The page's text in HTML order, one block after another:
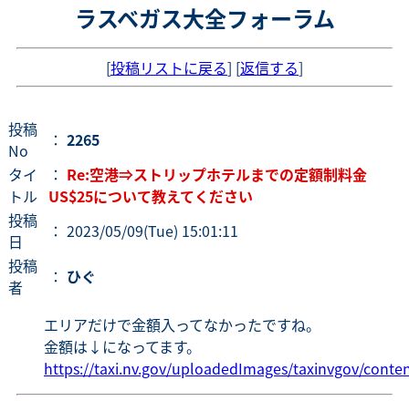
ラスベガス大全フォーラム
[投稿リストに戻る] [返信する]
投稿
No
： 2265
タイ
トル
： Re:空港⇒ストリップホテルまでの定額制料金
US$25について教えてください
投稿
日
： 2023/05/09(Tue) 15:01:11
投稿
者
： ひぐ
エリアだけで金額入ってなかったですね。
金額は↓になってます。
https://taxi.nv.gov/uploadedImages/taxinvgov/